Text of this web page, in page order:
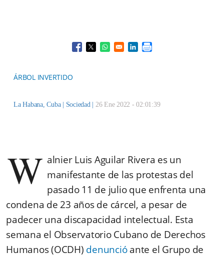
Opens in a new window
Opens in a new window
Opens in a new window
Opens in a new window
ÁRBOL INVERTIDO
Sociedad 26 Ene 2022 - 02:01:39
W alnier Luis Aguilar Rivera es un
manifestante de las protestas del
pasado 11 de julio que enfrenta una
condena de 23 años de cárcel, a pesar de
padecer una discapacidad intelectual. Esta
semana el Observatorio Cubano de Derechos
Humanos (OCDH) denuncióante el Grupo de